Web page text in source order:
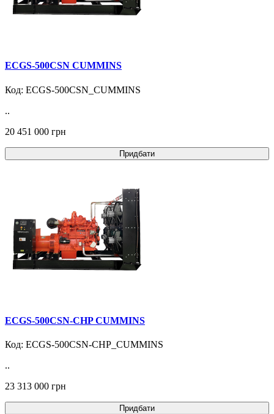
ECGS-500CSN CUMMINS
Код: ECGS-500CSN_CUMMINS
..
20 451 000 грн
Придбати
ECGS-500CSN-CHP CUMMINS
Код: ECGS-500CSN-CHP_CUMMINS
..
23 313 000 грн
Придбати